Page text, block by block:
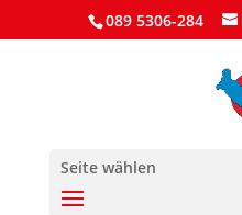
089 5306-284
Seite wählen